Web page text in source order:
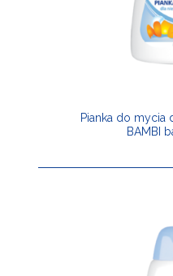
Pianka do mycia
BAMBI